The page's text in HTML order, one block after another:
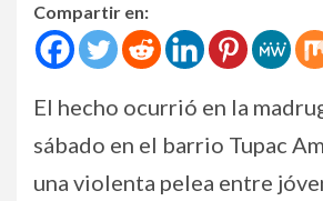
Compartir en:
El hecho ocurrió en la
sábado en el barrio Tupac
una violenta pelea entre